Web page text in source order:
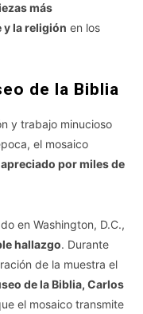
más
y la religión en los
de la Biblia
y trabajo minucioso
el mosaico
por miles de
en Washington, D.C.,
hallazgo. Durante
de la muestra el
de la Biblia, Carlos
el mosaico transmite